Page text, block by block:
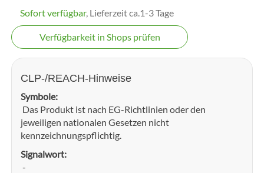
Sofort verfügbar, Lieferzeit ca.1-3 Tage
Verfügbarkeit in Shops prüfen
CLP-/REACH-Hinweise
Symbole:
Das Produkt ist nach EG-Richtlinien oder den
jeweiligen nationalen Gesetzen nicht
kennzeichnungspflichtig.
Signalwort:
-